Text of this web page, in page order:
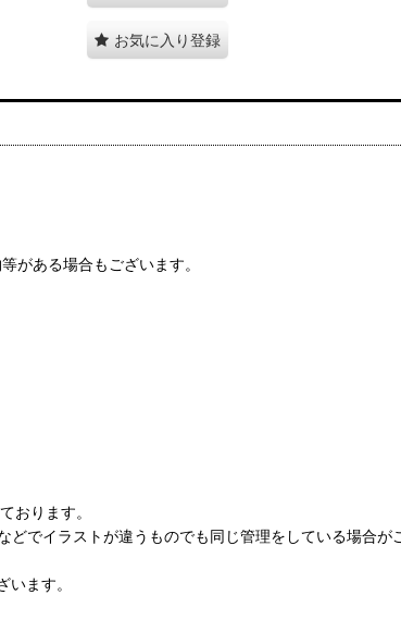
お気に入り登録
がある場合もございます。
おります。
でイラストが違うものでも同じ管理をしている場合が
ます。